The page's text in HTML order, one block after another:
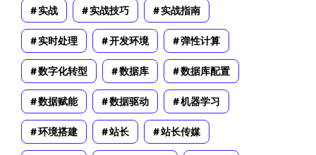
实战 实战技巧 实战指南
实时处理 开发环境 弹性计算
数字化转型 数据库 数据库配置
数据赋能 数据驱动 机器学习
环境搭建 站长 站长传媒